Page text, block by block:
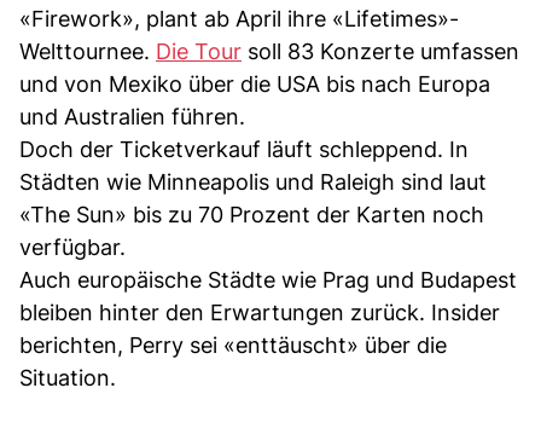
«Firework», plant ab April ihre «Lifetimes»-
Welttournee. Die Tour soll 83 Konzerte umfassen
und von Mexiko über die USA bis nach Europa
und Australien führen.
Doch der Ticketverkauf läuft schleppend. In
Städten wie Minneapolis und Raleigh sind laut
«The Sun» bis zu 70 Prozent der Karten noch
verfügbar.
Auch europäische Städte wie Prag und Budapest
bleiben hinter den Erwartungen zurück. Insider
berichten, Perry sei «enttäuscht» über die
Situation.